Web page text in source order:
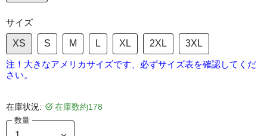
サイズ
XS S M L XL 2XL 3XL
注！大きなアメリカサイズです、必ずサイズ表を確認してくだ
さい。
在庫状況: 在庫数約178
数量